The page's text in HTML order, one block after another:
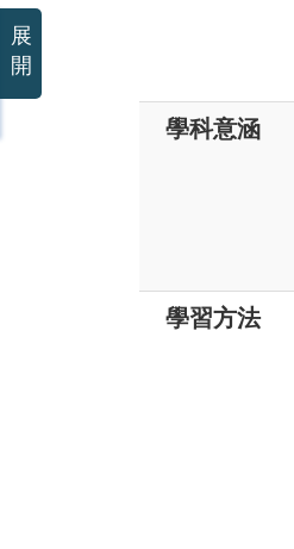
學科意涵
學習方法
展
開